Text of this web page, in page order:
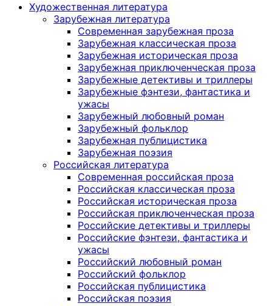
Художественная литература
Зарубежная литература
Современная зарубежная проза
Зарубежная классическая проза
Зарубежная историческая проза
Зарубежная приключенческая проза
Зарубежные детективы и триллеры
Зарубежные фэнтези, фантастика и
ужасы
Зарубежный любовный роман
Зарубежный фольклор
Зарубежная публицистика
Зарубежная поэзия
Российская литература
Современная российская проза
Российская классическая проза
Российская историческая проза
Российская приключенческая проза
Российские детективы и триллеры
Российские фэнтези, фантастика и
ужасы
Российский любовный роман
Российский фольклор
Российская публицистика
Российская поэзия